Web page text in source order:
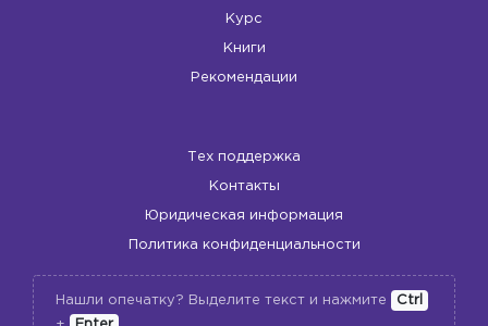
Курс
Книги
Рекомендации
Тех поддержка
Контакты
Юридическая информация
Политика конфиденциальности
Нашли опечатку? Выделите текст и нажмите
Ctrl